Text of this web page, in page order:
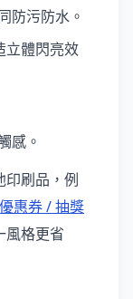
防污防水。
立體閃亮效
感。
印刷品，例
惠券 / 抽獎
風格更省